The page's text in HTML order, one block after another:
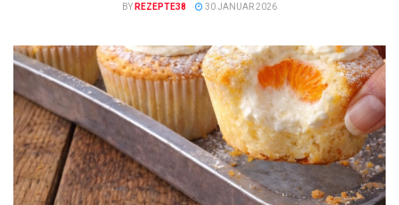
BY REZEPTE38 30 JANUAR 2026